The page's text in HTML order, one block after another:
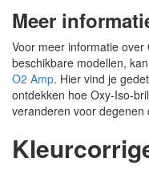
Meer
Voor meer informatie
beschikbare modellen,
O2 Amp. Hier vind je
ontdekken hoe Oxy-Iso-
veranderen voor